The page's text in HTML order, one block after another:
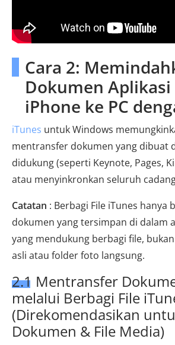
Cara 2:
Dokumen
iPhone ke PC
iTunes untuk Windows
mentransfer dokumen yang dibuat
didukung (seperti Keynote, Pages,
atau menyinkronkan seluruh
Catatan : Berbagi File iTunes hanya
dokumen yang tersimpan di dalam
yang mendukung berbagi file,
asli atau folder foto langsung.
2.1 Mentransfer
melalui Berbagi File
(Direkomendasikan
Dokumen & File Media)